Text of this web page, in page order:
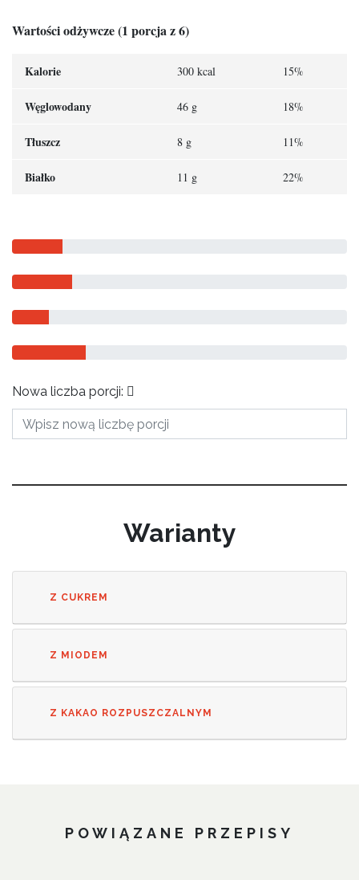
Wartości odżywcze (1 porcja z 6)
Kalorie 300 kcal 15%
Węglowodany 46 g 18%
Tłuszcz 8 g 11%
Białko 11 g 22%
Nowa liczba porcji:
Warianty
Z CUKREM
Z MIODEM
Z KAKAO ROZPUSZCZALNYM
POWIĄZANE PRZEPISY